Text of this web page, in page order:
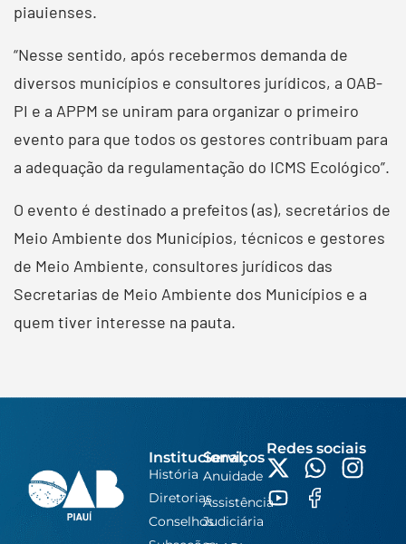
piauienses.
“Nesse sentido, após recebermos demanda de
diversos municípios e consultores jurídicos, a OAB-
PI e a APPM se uniram para organizar o primeiro
evento para que todos os gestores contribuam para
a adequação da regulamentação do ICMS Ecológico”.
O evento é destinado a prefeitos (as), secretários de
Meio Ambiente dos Municípios, técnicos e gestores
de Meio Ambiente, consultores jurídicos das
Secretarias de Meio Ambiente dos Municípios e a
quem tiver interesse na pauta.
Institucional
História
Diretorias
Conselhos
Serviços
Anuidade
Assistência
Judiciária
Redes sociais